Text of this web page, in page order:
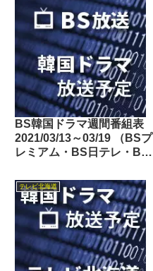
BS韓国ドラマ週間番組表
2021/03/13～03/19 （BSプ
レミアム・BS日テレ・BS
東・BSフジ）
テレビ北海道